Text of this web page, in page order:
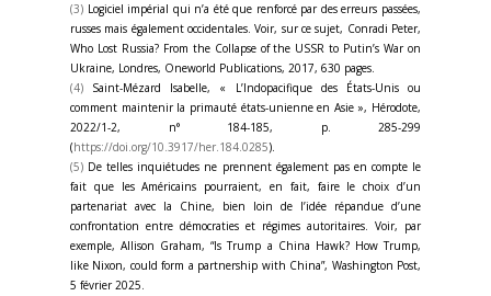
(3) Logiciel impérial qui n’a été que renforcé par des erreurs passées,
russes mais également occidentales. Voir, sur ce sujet, Conradi Peter,
Who Lost Russia? From the Collapse of the USSR to Putin’s War on
Ukraine, Londres, Oneworld Publications, 2017, 630 pages.
(4) Saint-Mézard Isabelle, « L’Indopacifique des États-Unis ou
comment maintenir la primauté états-unienne en Asie », Hérodote,
2022/1-2, n° 184-185, p. 285-299
(https://doi.org/10.3917/her.184.0285).
(5) De telles inquiétudes ne prennent également pas en compte le
fait que les Américains pourraient, en fait, faire le choix d’un
partenariat avec la Chine, bien loin de l’idée répandue d’une
confrontation entre démocraties et régimes autoritaires. Voir, par
exemple, Allison Graham, “Is Trump a China Hawk? How Trump,
like Nixon, could form a partnership with China”, Washington Post,
5 février 2025.